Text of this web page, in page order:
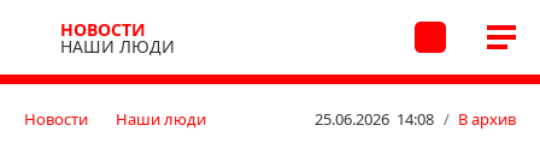
НОВОСТИ
НАШИ ЛЮДИ
Новости Наши люди 25.06.2026 14:08 / В архив